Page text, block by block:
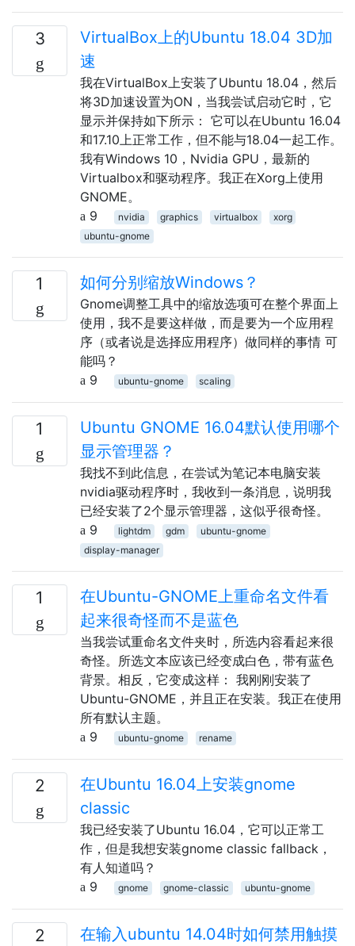
3
VirtualBox上的Ubuntu 18.04 3D加
速
我在VirtualBox上安装了Ubuntu 18.04，然后
将3D加速设置为ON，当我尝试启动它时，它
显示并保持如下所示： 它可以在Ubuntu 16.04
和17.10上正常工作，但不能与18.04一起工作。
我有Windows 10，Nvidia GPU，最新的
Virtualbox和驱动程序。我正在Xorg上使用
GNOME。
9
nvidia graphics virtualbox
xorg
ubuntu-gnome
1 如何分别缩放Windows？
Gnome调整工具中的缩放选项可在整个界面上
使用，我不是要这样做，而是要为一个应用程
序（或者说是选择应用程序）做同样的事情 可
能吗？
9
ubuntu-gnome scaling
1
Ubuntu GNOME 16.04默认使用哪个
显示管理器？
我找不到此信息，在尝试为笔记本电脑安装
nvidia驱动程序时，我收到一条消息，说明我
已经安装了2个显示管理器，这似乎很奇怪。
9
lightdm gdm
ubuntu-gnome
display-manager
1
在Ubuntu-GNOME上重命名文件看
起来很奇怪而不是蓝色
当我尝试重命名文件夹时，所选内容看起来很
奇怪。所选文本应该已经变成白色，带有蓝色
背景。相反，它变成这样： 我刚刚安装了
Ubuntu-GNOME，并且正在安装。我正在使用
所有默认主题。
9
ubuntu-gnome rename
2
在Ubuntu 16.04上安装gnome
classic
我已经安装了Ubuntu 16.04，它可以正常工
作，但是我想安装gnome classic fallback，
有人知道吗？
9
gnome gnome-classic ubuntu-gnome
2
在输入ubuntu 14.04时如何禁用触摸